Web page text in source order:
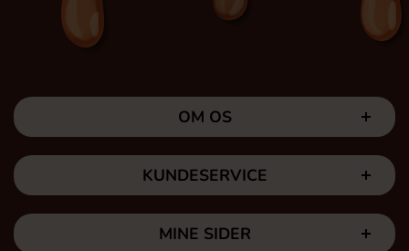
OM OS
KUNDESERVICE
MINE SIDER